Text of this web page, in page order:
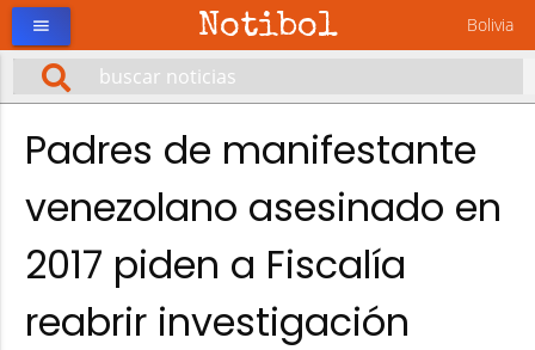
Notibol Bolivia
menu
Padres de manifestante
venezolano asesinado en
2017 piden a Fiscalía
reabrir investigación